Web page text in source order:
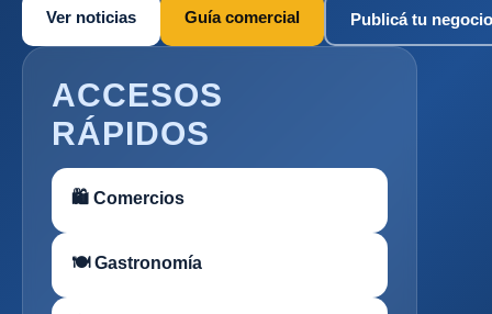
Ver noticias Guía comercial Publicá tu negocio
ACCESOS
RÁPIDOS
🛍 Comercios
🍽 Gastronomía